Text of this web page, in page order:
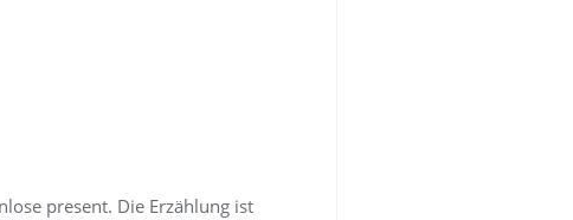
present. Die Erzählung ist